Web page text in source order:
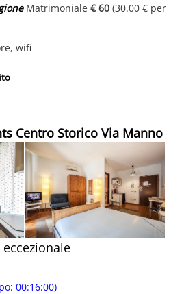
Matrimoniale € 60 (30.00 € per
wifi
Centro Storico Via Manno
00:16:00)